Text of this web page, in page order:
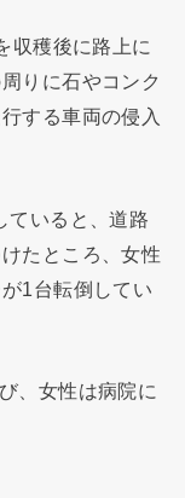
収穫後に路上に
りに石やコンク
する車両の侵入
ていると、道路
たところ、女性
1台転倒してい
、女性は病院に